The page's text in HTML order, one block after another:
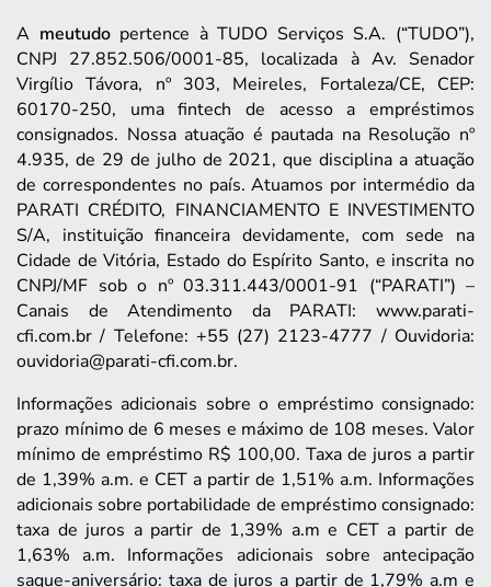
A meutudopertence à TUDO Serviços S.A. (“TUDO”),
CNPJ 27.852.506/0001-85, localizada à Av. Senador
Virgílio Távora, nº 303, Meireles, Fortaleza/CE, CEP:
60170-250, uma fintech de acesso a empréstimos
consignados. Nossa atuação é pautada na Resolução nº
4.935, de 29 de julho de 2021, que disciplina a atuação
de correspondentes no país. Atuamos por intermédio da
PARATI CRÉDITO, FINANCIAMENTO E INVESTIMENTO
S/A, instituição financeira devidamente, com sede na
Cidade de Vitória, Estado do Espírito Santo, e inscrita no
CNPJ/MF sob o nº 03.311.443/0001-91 (“PARATI”) –
Canais de Atendimento da PARATI: www.parati-
cfi.com.br / Telefone: +55 (27) 2123-4777 / Ouvidoria:
ouvidoria@parati-cfi.com.br.
Informações adicionais sobre o empréstimo consignado:
prazo mínimo de 6 meses e máximo de 108 meses. Valor
mínimo de empréstimo R$ 100,00. Taxa de juros a partir
de 1,39% a.m. e CET a partir de 1,51% a.m. Informações
adicionais sobre portabilidade de empréstimo consignado:
taxa de juros a partir de 1,39% a.m e CET a partir de
1,63% a.m. Informações adicionais sobre antecipação
saque-aniversário: taxa de juros a partir de 1,79% a.m e